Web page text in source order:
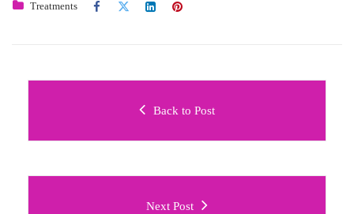
Treatments
Back to Post
Next Post